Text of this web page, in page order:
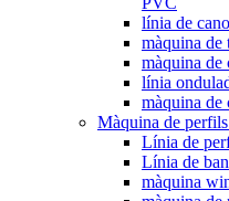
línia de
màquina de
màquina de
línia
màquina de
Màquina de
Línia de
Línia de
màquina